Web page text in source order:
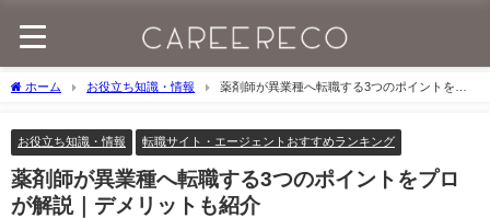
ホーム お役立ち知識・情報
薬剤師が異業種へ転職する3つのポイントをプ
お役立ち知識・情報 転職サイト・エージェントおすすめランキング
薬剤師が異業種へ転職する3つのポイントをプロ
が解説｜デメリットも紹介